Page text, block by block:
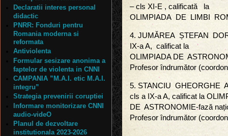
– cls XI-E , calificată la
OLIMPIADA DE LIMBI
4. JUMĂREA ȘTEFAN
IX-a A, calificat la
OLIMPIADA DE
Profesor îndrumător
5. STANCIU GHEORGHE
cls a IX-a A, calificat la
DE ASTRONOMIE-fază
Profesor îndrumător
Declaratii interes personal
didactic
PNRR: Fonduri pentru
Romania moderna si
reformata
Antiviolenta
Formular sesizare anonima a
faptelor de violenta in CNNI
CAMPANIA ”M.A.I. etic M.A.I.
integru”
Strategia prevenirii coruptiei
Informare monitorizare CNNI
audio-videO
Planul de dezvoltare
institutionala 2023-2026